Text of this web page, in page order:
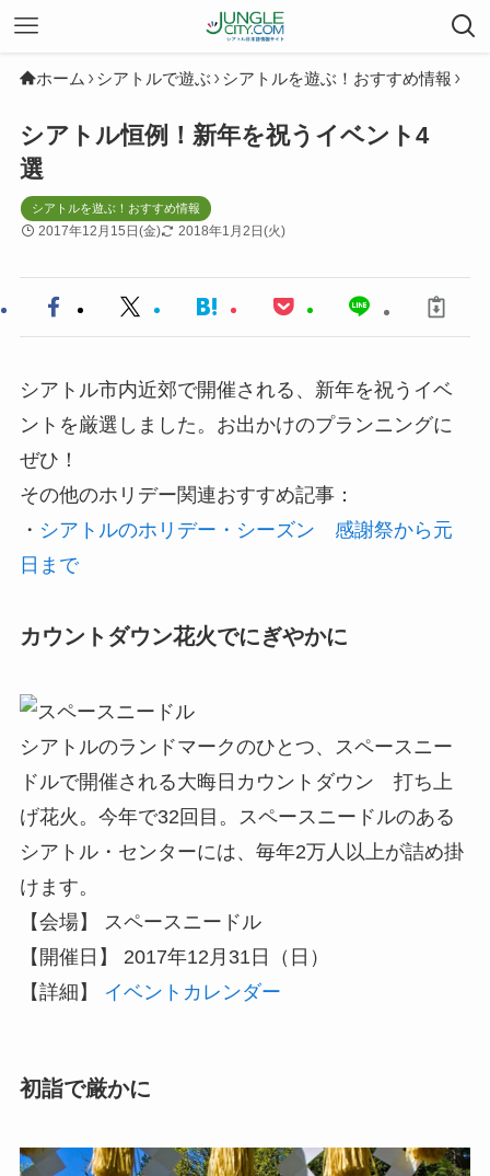
ホーム シアトルで遊ぶ シアトルを遊ぶ！おすすめ情報
シアトル恒例！新年を祝うイベント4
選
シアトルを遊ぶ！おすすめ情報
2017年12月15日(金) 2018年1月2日(火)
シアトル市内近郊で開催される、新年を祝うイベ
ントを厳選しました。お出かけのプランニングに
ぜひ！
その他のホリデー関連おすすめ記事：
・ シアトルのホリデー・シーズン 感謝祭から元
日まで
カウントダウン花火でにぎやかに
シアトルのランドマークのひとつ、スペースニー
ドルで開催される大晦日カウントダウン 打ち上
げ花火。今年で32回目。スペースニードルのある
シアトル・センターには、毎年2万人以上が詰め掛
けます。
【会場】 スペースニードル
【開催日】 2017年12月31日（日）
【詳細】
イベントカレンダー
初詣で厳かに